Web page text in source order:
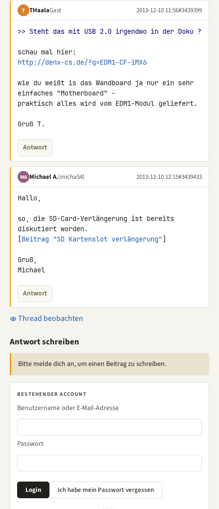
T THaalaGast 2013-12-10 11:56#3439399
>> Steht das mit USB 2.0 irgendwo in der Doku ?
http://denx-cs.de/?q=EDM1-CF-iMX6
wie du weißt is das Wandboard ja nur ein sehr
einfaches "Motherboard" -
praktisch alles wird vom EDM1-Modul geliefert.
Gruß T.
Antwort
MA Michael A.(micha54) 2013-12-10 12:15#3439433
Hallo,
so, die SD-Card-Verlängerung ist bereits
diskutiert worden.
[Beitrag "SD Kartenslot verlängerung"]
Gruß,
Michael
Antwort
Thread beobachten
Antwort schreiben
Bitte melde dich an, um einen Beitrag zu schreiben.
BESTEHENDER ACCOUNT
Benutzername oder E-Mail-Adresse
Passwort